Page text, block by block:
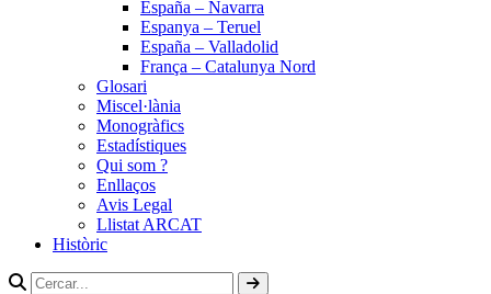
España – Navarra
Espanya – Teruel
España – Valladolid
França – Catalunya Nord
Glosari
Miscel·lània
Monogràfics
Estadístiques
Qui som ?
Enllaços
Avis Legal
Llistat ARCAT
Històric